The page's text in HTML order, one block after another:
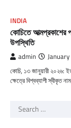
INDIA
কোচিতে আত্মপ্রকাশের
উপস্থিতি
admin
কোচি, ১৩ জানুয়ারী ২০২৬:
ক্ষেত্রে বিশ্বব্যাপী স্বীকৃত
Search